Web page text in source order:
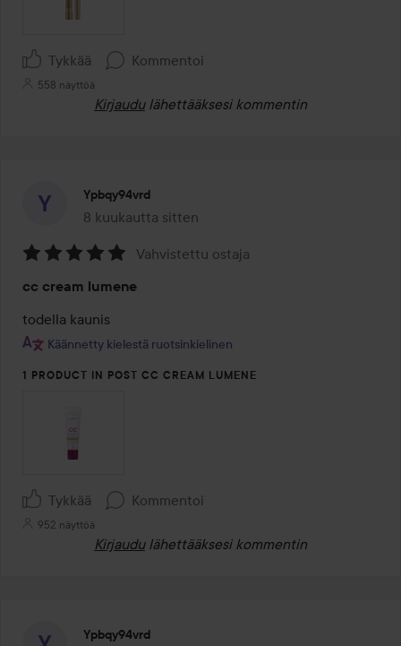
Tykkää Kommentoi
558 näyttöä
Kirjaudu lähettääksesi kommentin
Ypbqy94vrd
8 kuukautta sitten
Viesti luotiin 8 kuukautta sitten
5
/
5
Vahvistettu ostaja
cc cream lumene
todella kaunis
Käännetty kielestä ruotsinkielinen
1 PRODUCT IN POST CC CREAM LUMENE
Tykkää Kommentoi
952 näyttöä
Kirjaudu lähettääksesi kommentin
Ypbqy94vrd